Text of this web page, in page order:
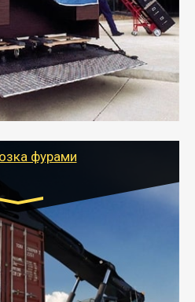
переезд может быть на
(по меньшей
автотранспорт, быстро и
переезд к новому месту
сохранности груза и
подтверждающих
фурами
от 5 до 10 тонн
Возможен догруз